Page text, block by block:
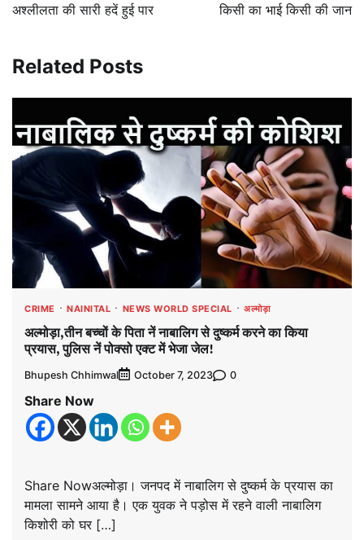
अश्लीलता की सारी हदें हुई पार
किसी का भाई किसी की जान
Related Posts
CRIME NAINITAL NEWS WORLD SPECIAL अल्मोड़ा
अल्मोड़ा,तीन बच्चों के पिता नें नाबालिग से दुष्कर्म करने का किया
प्रयास, पुलिस नें पोक्सो एक्ट में भेजा जेल!
Bhupesh Chhimwal October 7, 2023 0
Share Now
Share Nowअल्मोड़ा। जनपद में नाबालिग से दुष्कर्म के प्रयास का
मामला सामने आया है। एक युवक ने पड़ोस में रहने वाली नाबालिग
किशोरी को घर […]